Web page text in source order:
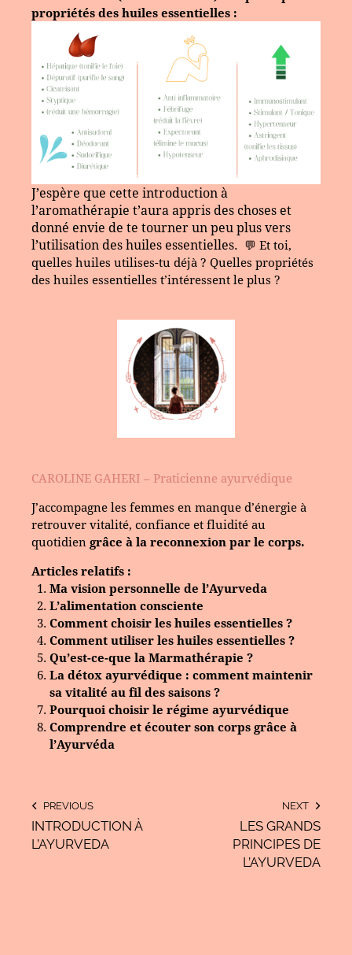
propriétés des huiles essentielles :
J’espère que cette introduction à
l’aromathérapie t’aura appris des choses et
donné envie de te tourner un peu plus vers
l’utilisation des huiles essentielles. 💬 Et toi,
quelles huiles utilises-tu déjà ? Quelles propriétés
des huiles essentielles t’intéressent le plus ?
CAROLINE GAHERI – Praticienne ayurvédique
J’accompagne les femmes en manque d’énergie à
retrouver vitalité, confiance et fluidité au
quotidien grâce à la reconnexion par le corps.
Articles relatifs :
Ma vision personnelle de l’Ayurveda
L’alimentation consciente
Comment choisir les huiles essentielles ?
Comment utiliser les huiles essentielles ?
Qu’est-ce-que la Marmathérapie ?
La détox ayurvédique : comment maintenir
sa vitalité au fil des saisons ?
Pourquoi choisir le régime ayurvédique
Comprendre et écouter son corps grâce à
l’Ayurvéda
PREVIOUS
INTRODUCTION À
L’AYURVEDA
NEXT
LES GRANDS
PRINCIPES DE
L’AYURVEDA